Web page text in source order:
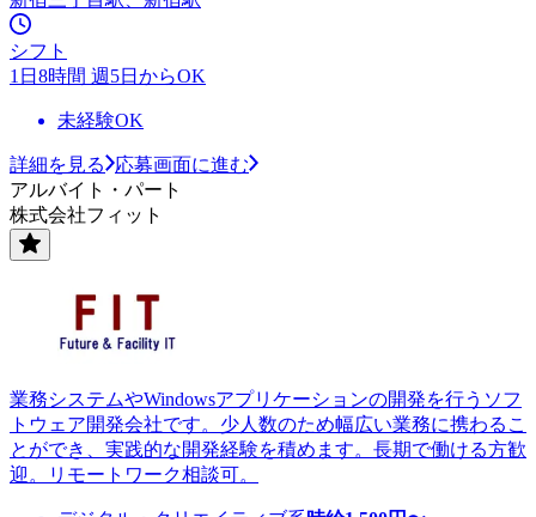
シフト
1日8時間 週5日からOK
未経験OK
詳細を見る
応募画面に進む
アルバイト・パート
株式会社フィット
業務システムやWindowsアプリケーションの開発を行うソフ
トウェア開発会社です。少人数のため幅広い業務に携わるこ
とができ、実践的な開発経験を積めます。長期で働ける方歓
迎。リモートワーク相談可。